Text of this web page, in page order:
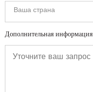
Дополнительная информация